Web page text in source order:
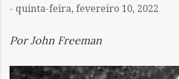
- quinta-feira, fevereiro 10, 2022
Por John Freeman